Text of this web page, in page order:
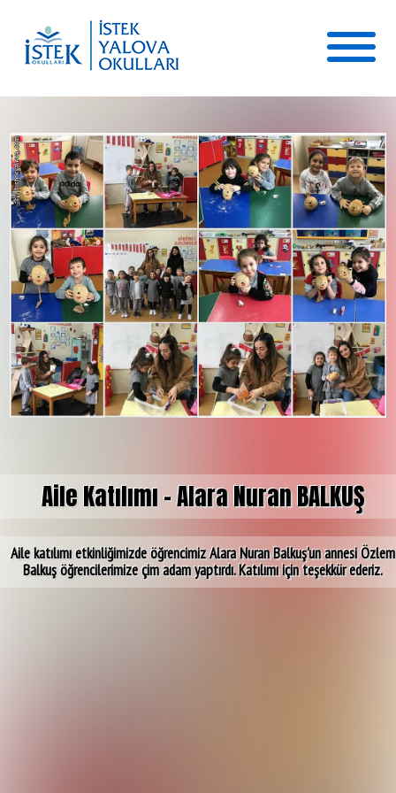
Aile Katılımı - Alara Nuran BALKUŞ
Aile katılımı etkinliğimizde öğrencimiz Alara Nuran Balkuş'un annesi Özlem
Balkuş öğrencilerimize çim adam yaptırdı. Katılımı için teşekkür ederiz.